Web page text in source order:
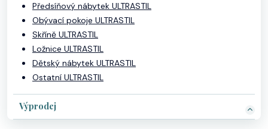
Předsíňový nábytek ULTRASTIL
Obývací pokoje ULTRASTIL
Skříně ULTRASTIL
Ložnice ULTRASTIL
Dětský nábytek ULTRASTIL
Ostatní ULTRASTIL
Výprodej